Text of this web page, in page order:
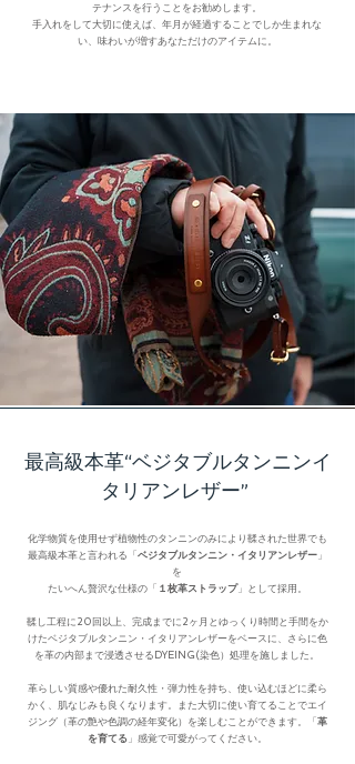
テナンスを行うことをお勧めします。
手入れをして大切に使えば、年月が経過することでしか生まれな
い、味わいが増すあなただけのアイテムに。
最高級本革“ベジタブルタンニンイ
タリアンレザー”
化学物質を使用せず植物性のタンニンのみにより鞣された世界でも
最高級本革と言われる「 ベジタブルタンニン・イタリアンレザー」
を
たいへん贅沢な仕様の「 １枚革ストラップ」として採用。
鞣し工程に20回以上、完成までに2ヶ月とゆっくり時間と手間をか
けたベジタブルタンニン・イタリアンレザーをベースに、さらに色
を革の内部まで浸透させるDYEING(染色）処理を施しました。
革らしい質感や優れた耐久性・弾力性を持ち、使い込むほどに柔ら
かく、肌なじみも良くなります。また大切に使い育てることでエイ
ジング（革の艶や色調の経年変化）を楽しむことができます。「 革
を育てる」感覚で可愛がってください。